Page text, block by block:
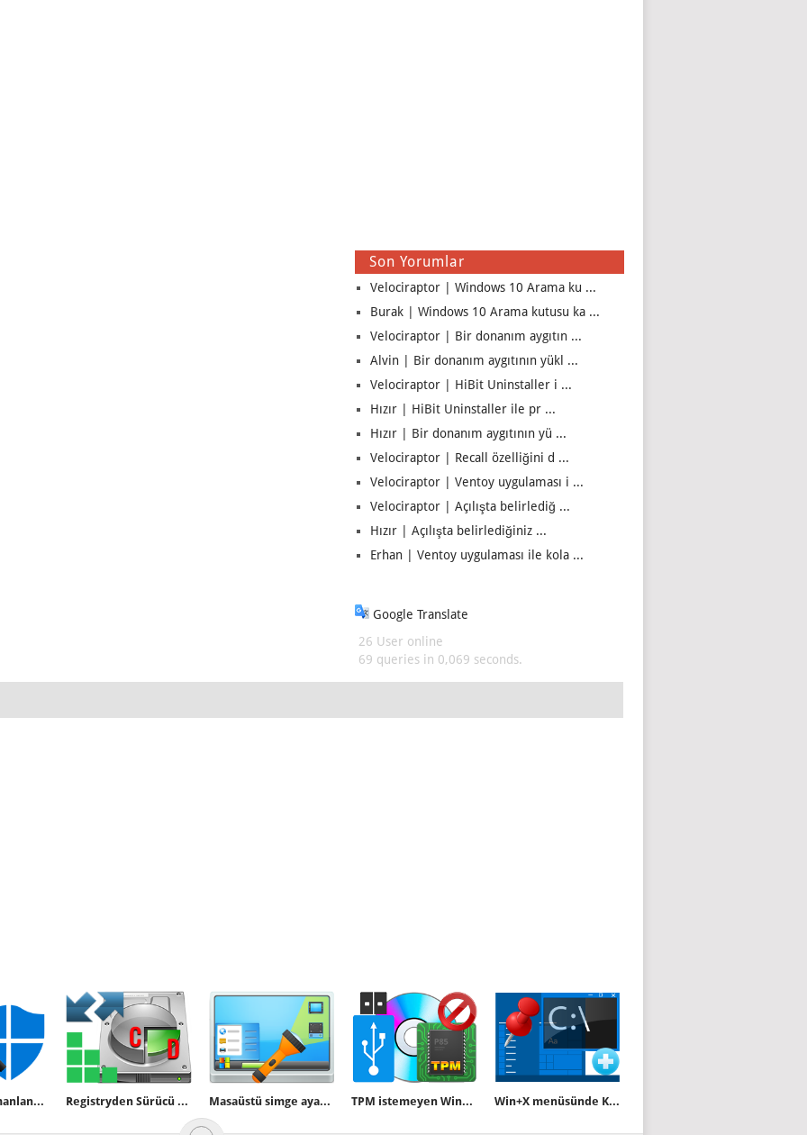
Son Yorumlar
Velociraptor | Windows 10 Arama ku ...
Burak | Windows 10 Arama kutusu ka ...
Velociraptor | Bir donanım aygıtın ...
Alvin | Bir donanım aygıtının yükl ...
Velociraptor | HiBit Uninstaller i ...
Hızır | HiBit Uninstaller ile pr ...
Hızır | Bir donanım aygıtının yü ...
Velociraptor | Recall özelliğini d ...
Velociraptor | Ventoy uygulaması i ...
Velociraptor | Açılışta belirlediğ ...
Hızır | Açılışta belirlediğiniz ...
Erhan | Ventoy uygulaması ile kola ...
Google Translate
26 User online
69 queries in 0,069 seconds.
Defender Zamanlanmış Tarama Türünü Değiştirelim Registryden Sürücü harfi nasıl değiştirilir Masaüstü simge ayarlarını kolayca yapın TPM istemeyen Windows 11 kurulum medyası hazırlayın Win+X menüsünde Komut istemi olsun